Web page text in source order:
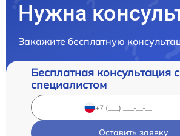
Нужна
Закажите бесплатную
Бесплатная консультация
специалистом
Оставить заявку